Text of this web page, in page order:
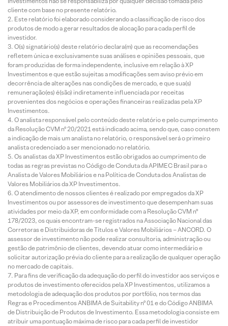
cliente com base no presente relatório.
Este relatório foi elaborado considerando a classificação de risco dos
produtos de modo a gerar resultados de alocação para cada perfil de
investidor.
O(s) signatário(s) deste relatório declara(m) que as recomendações
refletem única e exclusivamente suas análises e opiniões pessoais, que
foram produzidas de forma independente, inclusive em relação à XP
Investimentos e que estão sujeitas a modificações sem aviso prévio em
decorrência de alterações nas condições de mercado, e que sua(s)
remuneração(es) é(são) indiretamente influenciada por receitas
provenientes dos negócios e operações financeiras realizadas pela XP
Investimentos.
O analista responsável pelo conteúdo deste relatório e pelo cumprimento
da Resolução CVM nº 20/2021 está indicado acima, sendo que, caso constem
a indicação de mais um analista no relatório, o responsável será o primeiro
analista credenciado a ser mencionado no relatório.
Os analistas da XP Investimentos estão obrigados ao cumprimento de
todas as regras previstas no Código de Conduta da APIMEC Brasil para o
Analista de Valores Mobiliários e na Política de Conduta dos Analistas de
Valores Mobiliários da XP Investimentos.
O atendimento de nossos clientes é realizado por empregados da XP
Investimentos ou por assessores de investimento que desempenham suas
atividades por meio da XP, em conformidade com a Resolução CVM nº
178/2023, os quais encontram-se registrados na Associação Nacional das
Corretoras e Distribuidoras de Títulos e Valores Mobiliários – ANCORD. O
assessor de investimento não pode realizar consultoria, administração ou
gestão de patrimônio de clientes, devendo atuar como intermediário e
solicitar autorização prévia do cliente para a realização de qualquer operação
no mercado de capitais.
Para fins de verificação da adequação do perfil do investidor aos serviços e
produtos de investimento oferecidos pela XP Investimentos, utilizamos a
metodologia de adequação dos produtos por portfólio, nos termos das
Regras e Procedimentos ANBIMA de Suitability nº 01 e do Código ANBIMA
de Distribuição de Produtos de Investimento. Essa metodologia consiste em
atribuir uma pontuação máxima de risco para cada perfil de investidor